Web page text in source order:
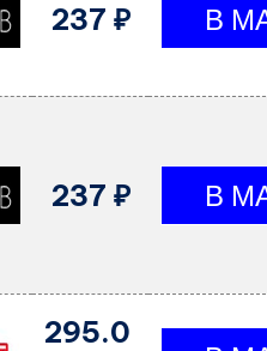
237 ₽
237 ₽
295.0